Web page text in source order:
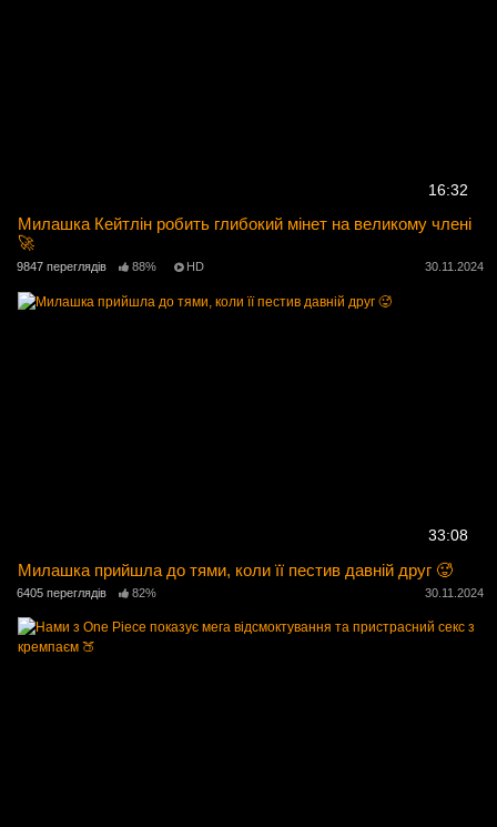
16:32
Милашка Кейтлін робить глибокий мінет на великому члені
🚀
9847 переглядів 88% HD 30.11.2024
33:08
Милашка прийшла до тями, коли її пестив давній друг 🥵
6405 переглядів 82% 30.11.2024